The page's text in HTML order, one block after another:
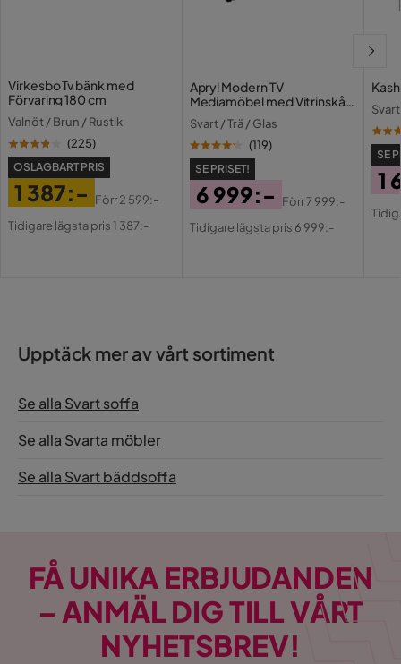
Vikt
Färg Svart
Fotpall ingår Nej
Bäddriktning Längsbäddad
Virkesbo Tv bänk med
Förvaring 180 cm
Valnöt / Brun / Rustik
(225)
OSLAGBART PRIS
Pris
1 387:-
Original
Förr2 599:-
Tidigare lägsta pris 1 387:-
Apryl Modern TV
Mediamöbel med Vitrinskåp
och LED-belysning
Svart / Trä / Glas
(119)
SE PRISET!
Pris
6 999:-
Original
Förr7 999:-
Tidigare lägsta pris 6 999:-
Svart
SE
1
Upptäck mer av vårt sortiment
Se alla Svart soffa
Se alla Svarta möbler
Se alla Svart bäddsoffa
FÅ UNIKA ERBJUDANDEN
– ANMÄL DIG TILL VÅRT
NYHETSBREV!